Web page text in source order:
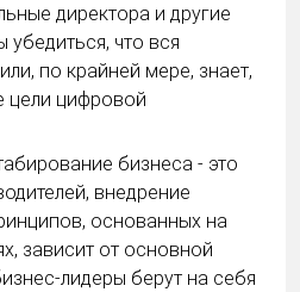
директора и другие
что вся
по крайней мере, знает,
цели цифровой
бизнеса - это
внедрение
основанных на
зависит от основной
лидеры берут на себя